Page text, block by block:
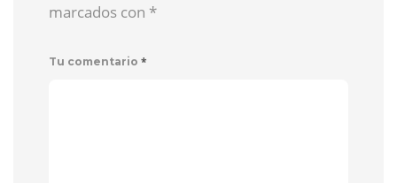
marcados con *
Tu comentario *